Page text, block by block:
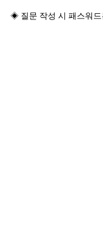
◈ 질문 작성 시 패스워드